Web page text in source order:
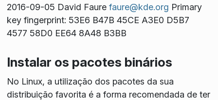
2016-09-05 David Faure faure@kde.org Primary
key fingerprint: 53E6 B47B 45CE A3E0 D5B7
4577 58D0 EE64 8A48 B3BB
Instalar os pacotes binários
No Linux, a utilização dos pacotes da sua
distribuição favorita é a forma recomendada de ter